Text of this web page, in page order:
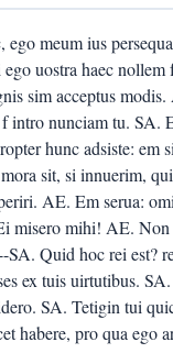
meum ius
uostra haec
sim acceptus
intro nunciam tu. SA.
hunc adsiste: em
sit, si innuerim,
AE. Em serua:
misero mihi! AE.
Quid hoc rei est?
ex tuis uirtutibus.
SA. Tetigin tui
habere, pro qua ego